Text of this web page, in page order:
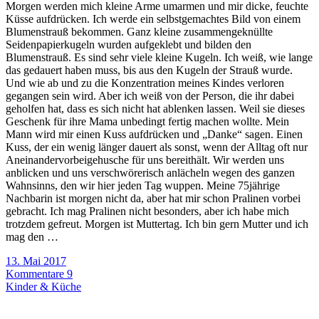
Morgen werden mich kleine Arme umarmen und mir dicke, feuchte
Küsse aufdrücken. Ich werde ein selbstgemachtes Bild von einem
Blumenstrauß bekommen. Ganz kleine zusammengeknüllte
Seidenpapierkugeln wurden aufgeklebt und bilden den
Blumenstrauß. Es sind sehr viele kleine Kugeln. Ich weiß, wie lange
das gedauert haben muss, bis aus den Kugeln der Strauß wurde.
Und wie ab und zu die Konzentration meines Kindes verloren
gegangen sein wird. Aber ich weiß von der Person, die ihr dabei
geholfen hat, dass es sich nicht hat ablenken lassen. Weil sie dieses
Geschenk für ihre Mama unbedingt fertig machen wollte. Mein
Mann wird mir einen Kuss aufdrücken und „Danke“ sagen. Einen
Kuss, der ein wenig länger dauert als sonst, wenn der Alltag oft nur
Aneinandervorbeigehusche für uns bereithält. Wir werden uns
anblicken und uns verschwörerisch anlächeln wegen des ganzen
Wahnsinns, den wir hier jeden Tag wuppen. Meine 75jährige
Nachbarin ist morgen nicht da, aber hat mir schon Pralinen vorbei
gebracht. Ich mag Pralinen nicht besonders, aber ich habe mich
trotzdem gefreut. Morgen ist Muttertag. Ich bin gern Mutter und ich
mag den …
13. Mai 2017
Kommentare 9
Kinder & Küche